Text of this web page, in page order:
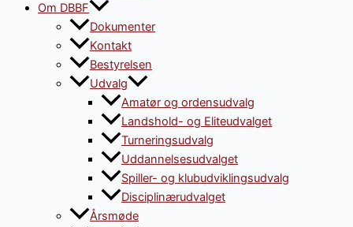
Om DBBF
Dokumenter
Kontakt
Bestyrelsen
Udvalg
Amatør og ordensudvalg
Landshold- og Eliteudvalget
Turneringsudvalg
Uddannelsesudvalget
Spiller- og klubudviklingsudvalg
Disciplinærudvalget
Årsmøde